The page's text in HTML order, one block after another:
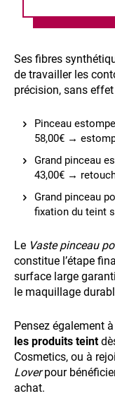
Ses fibres
de travailler les
précision, sans
Pinceau
58,00€ →
Grand pinceau
43,00€ →
Grand pinceau
fixation du teint
Le Vaste pinceau
constitue l’étape
surface large
le maquillage
Pensez également
les produits teint
Cosmetics, ou à
Loverpour
achat.